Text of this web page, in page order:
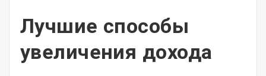
Лучшие способы
увеличения дохода